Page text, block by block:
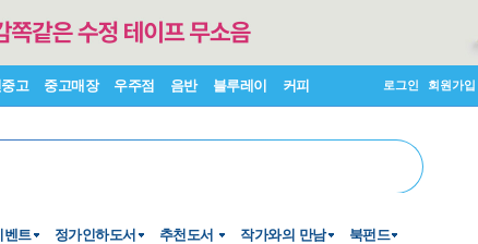
고 중고매장 우주점 음반 블루레이 커피 로그인 회원가입
벤트 정가인하도서 추천도서 작가와의 만남 북펀드